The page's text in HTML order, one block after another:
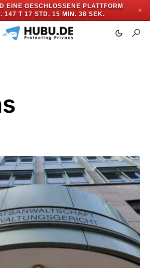
EINE GESCHLOSSENE PLATTFORM
147 T 17 STD. 15 MIN. 36 SEK.
✕